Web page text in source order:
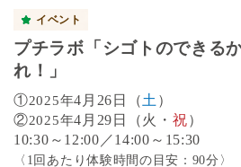
イベント
プチラボ「シゴトのできる
れ！」
①2025年4月26日（土 ）
②2025年4月29日（火・ 祝）
10:30～12:00／14:00～15:30
〈1回あたり体験時間の目安：90分〉